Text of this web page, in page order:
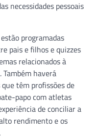
necessidades pessoais
programadas
pais e filhos e quizzes
relacionados à
haverá
têm profissões de
papo com atletas
de conciliar a
rendimento e os